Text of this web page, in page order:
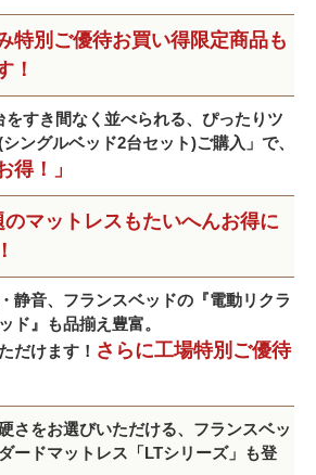
特別ご優待お買い得限定商品も
！
をすき間なく並べられる、ぴったりツ
ングルベッド2台セット)ご購入」で、
得！」
マットレスもたいへんお得に
静音、フランスベッドの『電動リクラ
ド』も品揃え豊富。
だけます！ さらに工場特別ご優待
さをお選びいただける、フランスベッ
ードマットレス「LTシリーズ」も登